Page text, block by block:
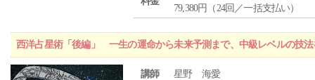
79,380円（24回／一括支払い）
西洋占星術「後編」 一生の運命から未来予測まで、中級レベルの技法
講師 星野 海愛